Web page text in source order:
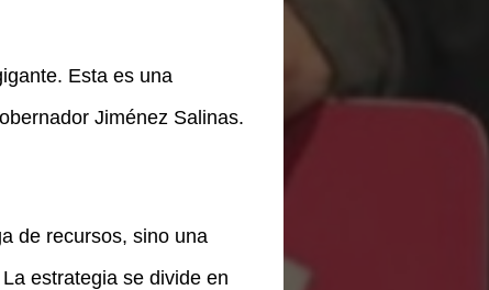
Esta es una
Jiménez Salinas.
de recursos, sino una
estrategia se divide en